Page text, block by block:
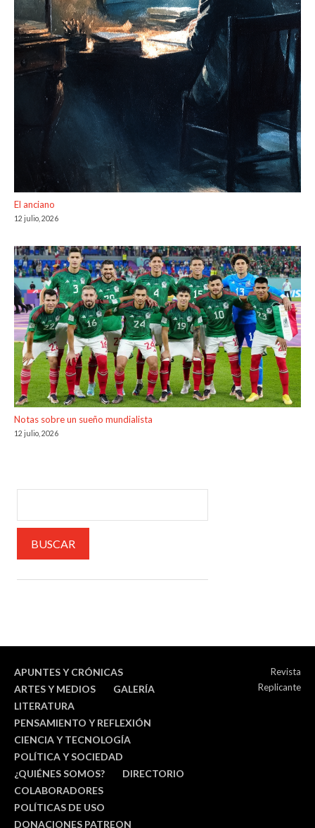
El anciano
12 julio, 2026
Notas sobre un sueño mundialista
12 julio, 2026
APUNTES Y CRÓNICAS
ARTES Y MEDIOS
GALERÍA
LITERATURA
PENSAMIENTO Y REFLEXIÓN
CIENCIA Y TECNOLOGÍA
POLÍTICA Y SOCIEDAD
¿QUIÉNES SOMOS?
DIRECTORIO
COLABORADORES
POLÍTICAS DE USO
DONACIONES PATREON
Revista
Replicante